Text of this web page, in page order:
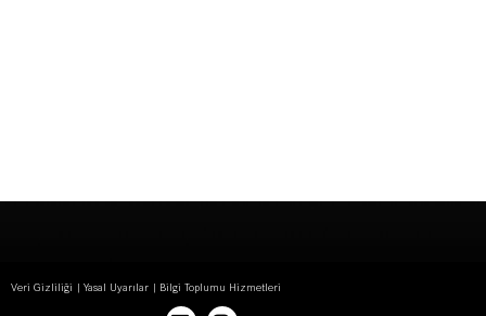
Veri Gizliliği Yasal Uyarılar Bilgi Toplumu Hizmetleri